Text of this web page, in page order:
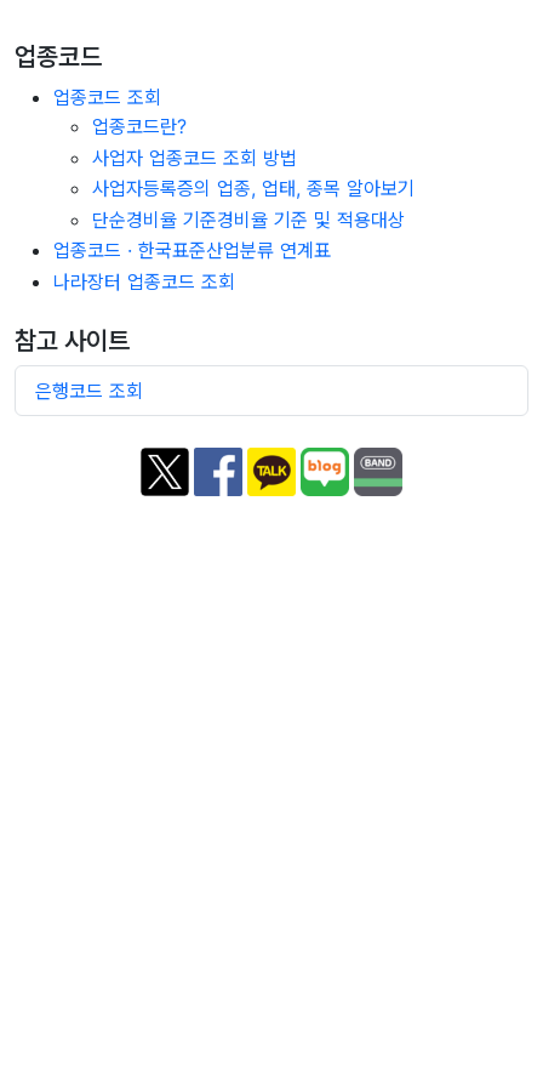
업종코드
업종코드 조회
업종코드란?
사업자 업종코드 조회 방법
사업자등록증의 업종, 업태, 종목 알아보기
단순경비율 기준경비율 기준 및 적용대상
업종코드 · 한국표준산업분류 연계표
나라장터 업종코드 조회
참고 사이트
은행코드 조회